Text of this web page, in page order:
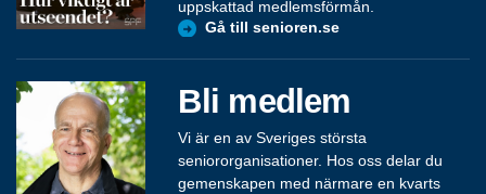
uppskattad medlemsförmån.
Gå till senioren.se
Bli medlem
Vi är en av Sveriges största
seniororganisationer. Hos oss delar du
gemenskapen med närmare en kvarts